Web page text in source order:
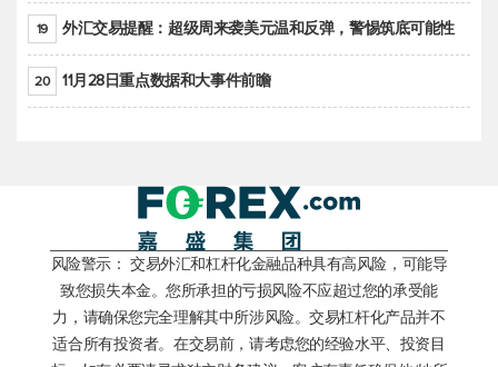
19 外汇交易提醒：超级周来袭美元温和反弹，警惕筑底可能性
20 11月28日重点数据和大事件前瞻
风险警示： 交易外汇和杠杆化金融品种具有高风险，可能导
致您损失本金。您所承担的亏损风险不应超过您的承受能
力，请确保您完全理解其中所涉风险。交易杠杆化产品并不
适合所有投资者。在交易前，请考虑您的经验水平、投资目